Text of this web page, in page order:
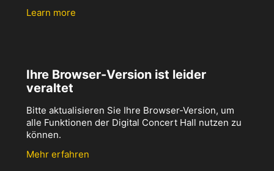
Learn more
Ihre Browser-Version ist leider
veraltet
Bitte aktualisieren Sie Ihre Browser-Version, um
alle Funktionen der Digital Concert Hall nutzen zu
können.
Mehr erfahren